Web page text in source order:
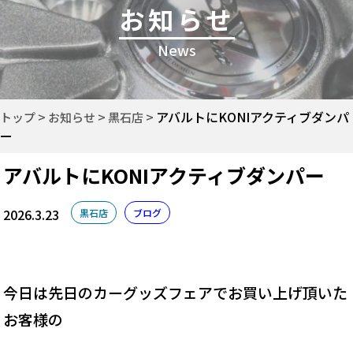
お知らせ
News
トップ お知らせ 黒石店
アバルトにKONIアクティブダンパ
ー
アバルトにKONIアクティブダンパー
2026.3.23 黒石店 ブログ
今日は先日のカーグッズフェアでお買い上げ頂いた
お客様の